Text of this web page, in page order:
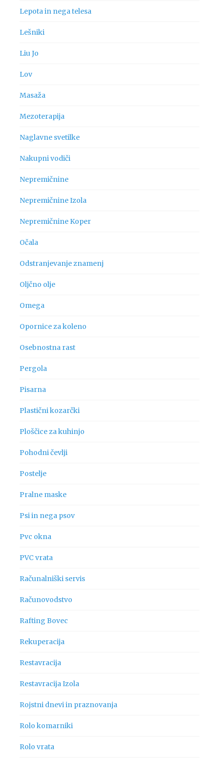
Lepota in nega telesa
Lešniki
Liu Jo
Lov
Masaža
Mezoterapija
Naglavne svetilke
Nakupni vodiči
Nepremičnine
Nepremičnine Izola
Nepremičnine Koper
Očala
Odstranjevanje znamenj
Oljčno olje
Omega
Opornice za koleno
Osebnostna rast
Pergola
Pisarna
Plastični kozarčki
Ploščice za kuhinjo
Pohodni čevlji
Postelje
Pralne maske
Psi in nega psov
Pvc okna
PVC vrata
Računalniški servis
Računovodstvo
Rafting Bovec
Rekuperacija
Restavracija
Restavracija Izola
Rojstni dnevi in praznovanja
Rolo komarniki
Rolo vrata